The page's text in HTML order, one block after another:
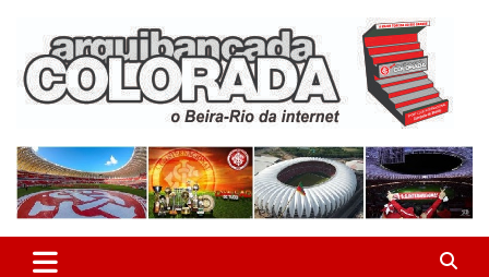
content
Arquibancada Colorada